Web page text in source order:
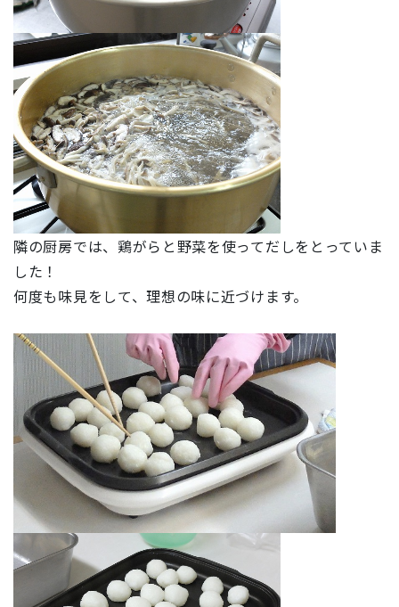
隣の厨房では、鶏がらと野菜を使ってだしをとっていま
した！
何度も味見をして、理想の味に近づけます。